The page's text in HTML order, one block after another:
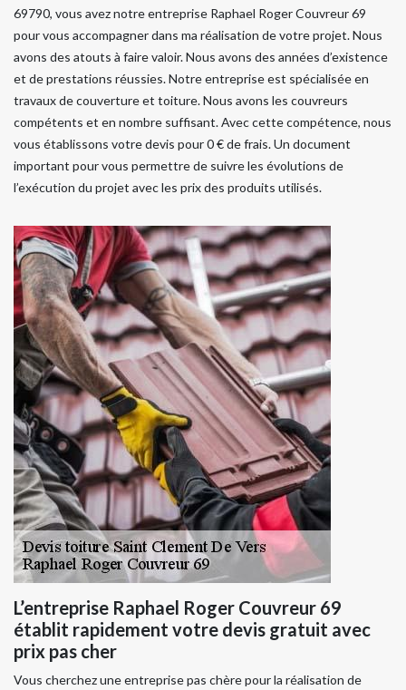
69790, vous avez notre entreprise Raphael Roger Couvreur 69
pour vous accompagner dans ma réalisation de votre projet. Nous
avons des atouts à faire valoir. Nous avons des années d’existence
et de prestations réussies. Notre entreprise est spécialisée en
travaux de couverture et toiture. Nous avons les couvreurs
compétents et en nombre suffisant. Avec cette compétence, nous
vous établissons votre devis pour 0 € de frais. Un document
important pour vous permettre de suivre les évolutions de
l’exécution du projet avec les prix des produits utilisés.
L’entreprise Raphael Roger Couvreur 69
établit rapidement votre devis gratuit avec
prix pas cher
Vous cherchez une entreprise pas chère pour la réalisation de